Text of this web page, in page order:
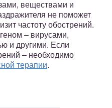
веществами и
не поможет
частоту обострений.
– вирусами,
и другими. Если
– необходимо
терапии.